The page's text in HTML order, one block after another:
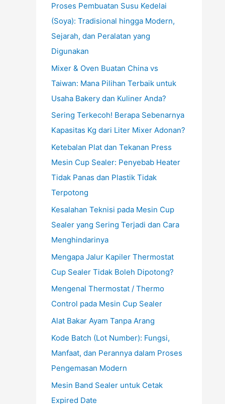
Proses Pembuatan Susu Kedelai
(Soya): Tradisional hingga Modern,
Sejarah, dan Peralatan yang
Digunakan
Mixer & Oven Buatan China vs
Taiwan: Mana Pilihan Terbaik untuk
Usaha Bakery dan Kuliner Anda?
Sering Terkecoh! Berapa Sebenarnya
Kapasitas Kg dari Liter Mixer Adonan?
Ketebalan Plat dan Tekanan Press
Mesin Cup Sealer: Penyebab Heater
Tidak Panas dan Plastik Tidak
Terpotong
Kesalahan Teknisi pada Mesin Cup
Sealer yang Sering Terjadi dan Cara
Menghindarinya
Mengapa Jalur Kapiler Thermostat
Cup Sealer Tidak Boleh Dipotong?
Mengenal Thermostat / Thermo
Control pada Mesin Cup Sealer
Alat Bakar Ayam Tanpa Arang
Kode Batch (Lot Number): Fungsi,
Manfaat, dan Perannya dalam Proses
Pengemasan Modern
Mesin Band Sealer untuk Cetak
Expired Date